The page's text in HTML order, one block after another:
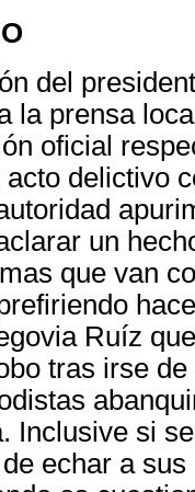
del
la prensa
oficial
acto delictivo
un
que van
Ruíz
tras irse
Inclusive si
echar a